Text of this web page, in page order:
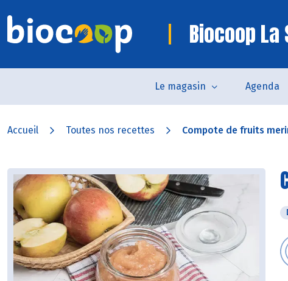
Biocoop La
Le magasin Agenda
Accueil Toutes nos recettes Compote de fruits